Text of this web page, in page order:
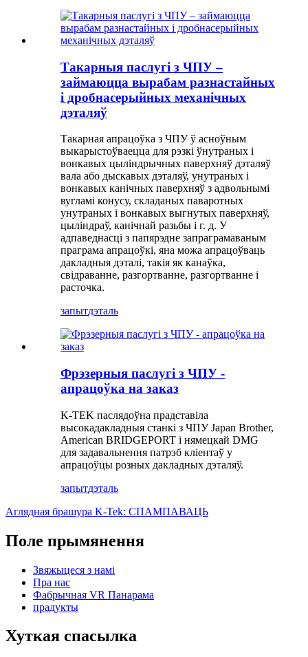
Такарныя паслугі з ЧПУ –
займаюцца вырабам разнастайных
і дробнасерыйных механічных
дэталяў
Такарная апрацоўка з ЧПУ ў асноўным
выкарыстоўваецца для рэзкі ўнутраных і
вонкавых цыліндрычных паверхняў дэталяў
вала або дыскавых дэталяў, унутраных і
вонкавых канічных паверхняў з адвольнымі
вугламі конусу, складаных паваротных
унутраных і вонкавых выгнутых паверхняў,
цыліндраў, канічнай разьбы і г. д. У
адпаведнасці з папярэдне запраграмаваным
праграма апрацоўкі, яна можа апрацоўваць
дакладныя дэталі, такія як канаўка,
свідраванне, разгортванне, разгортванне і
расточка.
запытдэталь
Фрэзерныя паслугі з ЧПУ -
апрацоўка на заказ
K-TEK паслядоўна прадставіла
высокадакладныя станкі з ЧПУ Japan Brother,
American BRIDGEPORT і нямецкай DMG
для задавальнення патрэб кліентаў у
апрацоўцы розных дакладных дэталяў.
запытдэталь
Аглядная брашура K-Tek: СПАМПАВАЦЬ
Поле прымянення
Звяжыцеся з намі
Пра нас
Фабрычная VR Панарама
прадукты
Хуткая спасылка